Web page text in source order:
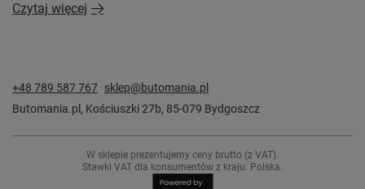
Czytaj więcej
+48 789 587 767 sklep@butomania.pl
Butomania.pl , Kościuszki 27b, 85-079 Bydgoszcz
W sklepie prezentujemy ceny brutto (z VAT).
Stawki VAT dla konsumentów z kraju: Polska.